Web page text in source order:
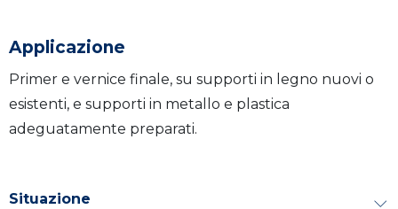
Applicazione
Primer e vernice finale, su supporti in legno nuovi o
esistenti, e supporti in metallo e plastica
adeguatamente preparati.
Situazione